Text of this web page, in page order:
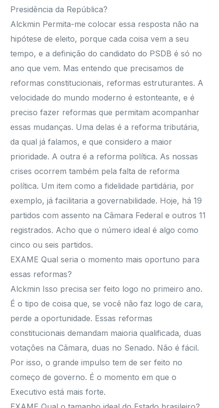
Presidência da República?
Alckmin Permita-me colocar essa resposta não na
hipótese de eleito, porque cada coisa vem a seu
tempo, e a definição do candidato do PSDB é só no
ano que vem. Mas entendo que precisamos de
reformas constitucionais, reformas estruturantes. A
velocidade do mundo moderno é estonteante, e é
preciso fazer reformas que permitam acompanhar
essas mudanças. Uma delas é a reforma tributária,
da qual já falamos, e que considero a maior
prioridade. A outra é a reforma política. As nossas
crises ocorrem também pela falta de reforma
política. Um item como a fidelidade partidária, por
exemplo, já facilitaria a governabilidade. Hoje, há 19
partidos com assento na Câmara Federal e outros 11
registrados. Acho que o número ideal é algo como
cinco ou seis partidos.
EXAME Qual seria o momento mais oportuno para
essas reformas?
Alckmin Isso precisa ser feito logo no primeiro ano.
É o tipo de coisa que, se você não faz logo de cara,
perde a oportunidade. Essas reformas
constitucionais demandam maioria qualificada, duas
votações na Câmara, duas no Senado. Não é fácil.
Por isso, o grande impulso tem de ser feito no
começo de governo. É o momento em que o
Executivo está mais forte.